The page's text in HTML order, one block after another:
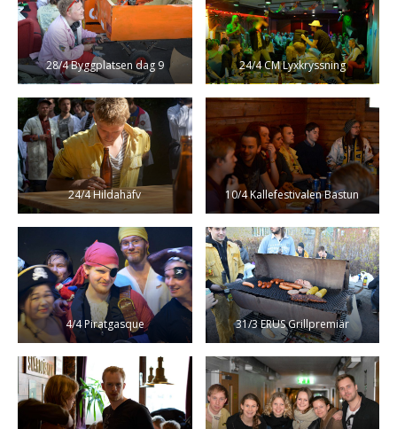
28/4 Byggplatsen dag 9 24/4 CM Lyxkryssning
24/4 Hildahäfv 10/4 Kallefestivalen Bastun
4/4 Piratgasque 31/3 ERUS Grillpremiär